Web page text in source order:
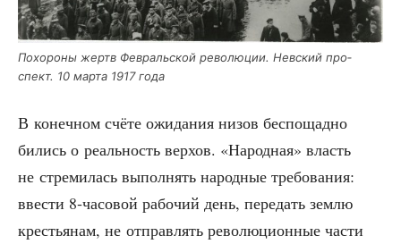
Похо­ро­ны жертв Фев­раль­ской рево­лю­ции. Нев­ский про­
спект. 10 мар­та 1917 года
В конеч­ном счё­те ожи­да­ния низов бес­по­щад­но
бились о реаль­ность вер­хов. «Народ­ная» власть
не стре­ми­лась выпол­нять народ­ные тре­бо­ва­ния:
вве­сти 8‑часовой рабо­чий день, пере­дать зем­лю
кре­стья­нам, не отправ­лять рево­лю­ци­он­ные части